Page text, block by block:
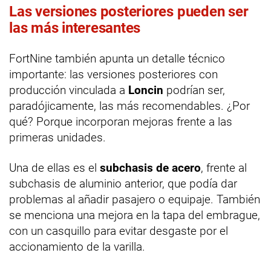
Las versiones posteriores pueden ser
las más interesantes
FortNine también apunta un detalle técnico
importante: las versiones posteriores con
producción vinculada a Loncin podrían ser,
paradójicamente, las más recomendables. ¿Por
qué? Porque incorporan mejoras frente a las
primeras unidades.
Una de ellas es el subchasis de acero, frente al
subchasis de aluminio anterior, que podía dar
problemas al añadir pasajero o equipaje. También
se menciona una mejora en la tapa del embrague,
con un casquillo para evitar desgaste por el
accionamiento de la varilla.